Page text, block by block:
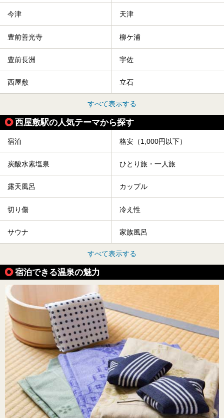
今津 天津
豊前善光寺 柳ケ浦
豊前長洲 宇佐
西屋敷 立石
すべて表示する
西屋敷駅の人気テーマから探す
宿泊 格安（1,000円以下）
炭酸水素塩泉 ひとり旅・一人旅
露天風呂 カップル
切り傷 冷え性
サウナ 家族風呂
すべて表示する
宿泊できる温泉の魅力